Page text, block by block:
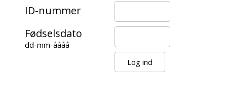
ID-nummer
Fødselsdato
dd-mm-åååå